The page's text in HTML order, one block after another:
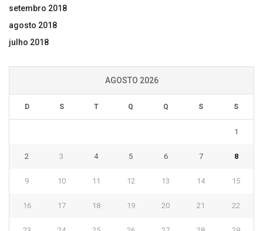
setembro 2018
agosto 2018
julho 2018
AGOSTO 2026
D S T Q Q S S
1
2 3 4 5 6 7 8
9 10 11 12 13 14 15
16 17 18 19 20 21 22